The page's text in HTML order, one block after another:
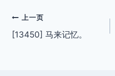
文
章
上一页
[13450] 马来记忆。